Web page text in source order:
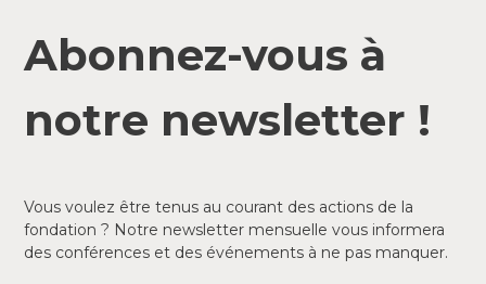
Abonnez-vous à
notre newsletter !
Vous voulez être tenus au courant des actions de la
fondation ? Notre newsletter mensuelle vous informera
des conférences et des événements à ne pas manquer.